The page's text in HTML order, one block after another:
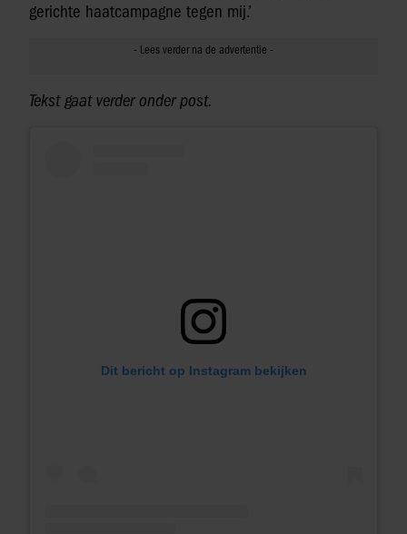
gerichte haatcampagne tegen mij.’
Tekst gaat verder onder post.
Dit bericht op Instagram bekijken